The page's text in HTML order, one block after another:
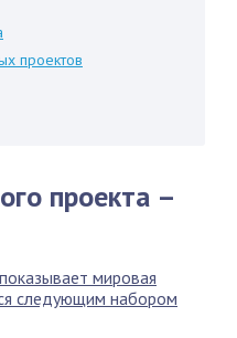
проектов
проекта –
мировая
следующим набором